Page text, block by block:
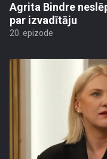
Agrita Bindre
par izvadītāju
20. epizode